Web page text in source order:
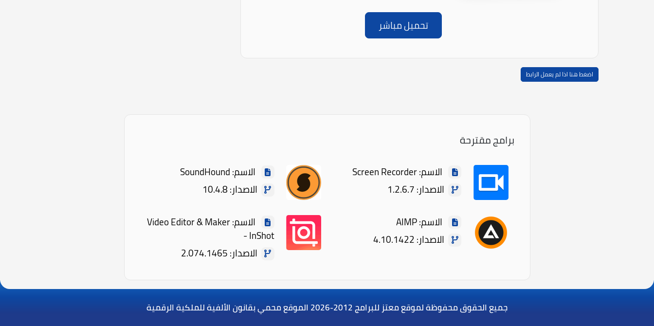
تحميل مباشر
اضغط هنا اذا لم يعمل الرابط
برامج مقترحة
الاسم: Screen Recorder
الاصدار: 1.2.6.7
الاسم: SoundHound
الاصدار: 10.4.8
الاسم: AIMP
الاصدار: 4.10.1422
الاسم: Video Editor & Maker
- InShot
الاصدار: 2.074.1465
جميع الحقوق محفوظة لموقع معتز للبرامج2012-2026 الموقع محمي بقانون الألفية للملكية الرقمية